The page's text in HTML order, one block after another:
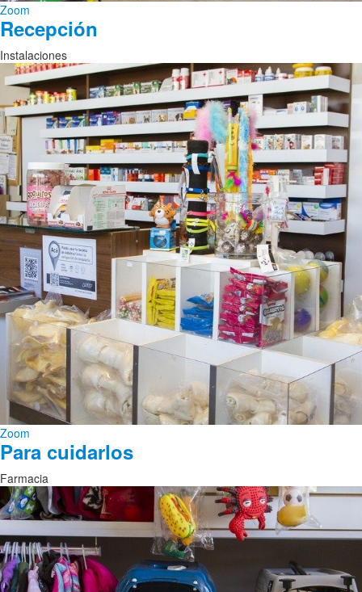
Zoom
Recepción
Instalaciones
Zoom
Para cuidarlos
Farmacia